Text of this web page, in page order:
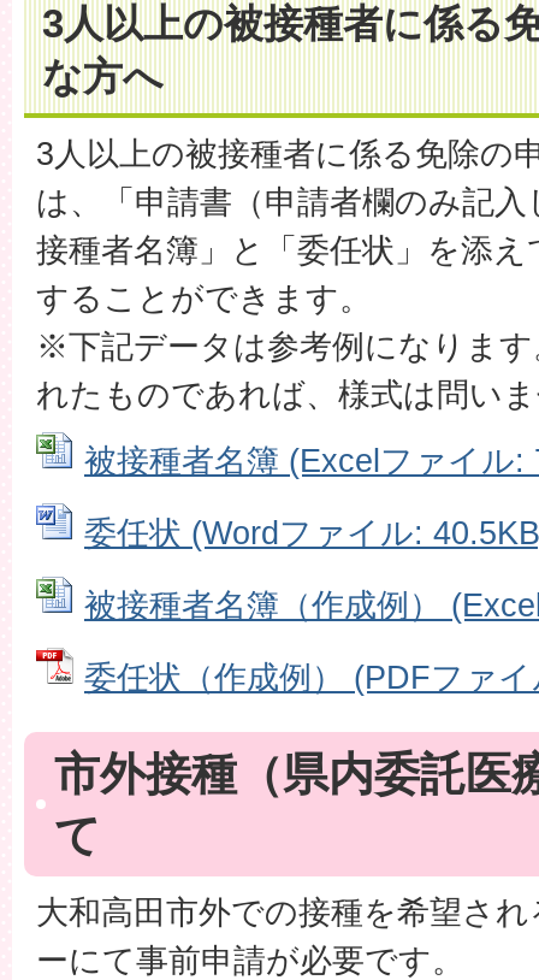
3人以上の被接種者に係る
な方へ
3人以上の被接種者に係る免除の
は、「申請書（申請者欄のみ記
接種者名簿」と「委任状」を添
することができます。
※下記データは参考例になりま
れたものであれば、様式は問い
被接種者名簿 (Excelファイル:
委任状 (Wordファイル:
被接種者名簿（作成例）
委任状（作成例） (PDFファ
市外接種（県内委託医
て
大和高田市外での接種を希望さ
ーにて事前申請が必要です。